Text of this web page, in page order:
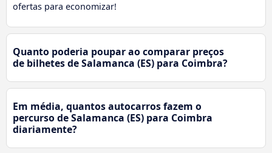
ofertas para economizar!
Quanto poderia poupar ao comparar preços
de bilhetes de Salamanca (ES) para Coimbra?
Em média, quantos autocarros fazem o
percurso de Salamanca (ES) para Coimbra
diariamente?